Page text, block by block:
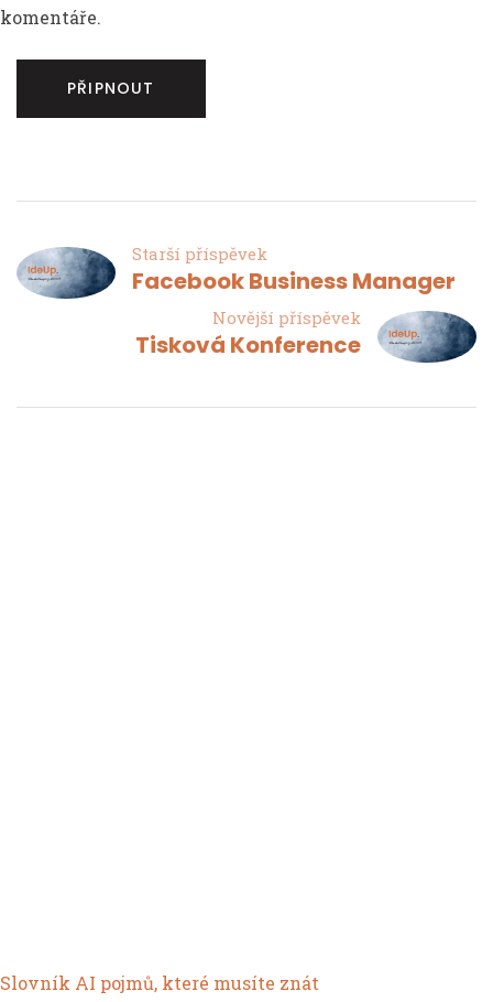
komentáře.
Starší příspěvek
Facebook Business Manager
Novější příspěvek
Tisková Konference
Slovník AI pojmů, které musíte znát